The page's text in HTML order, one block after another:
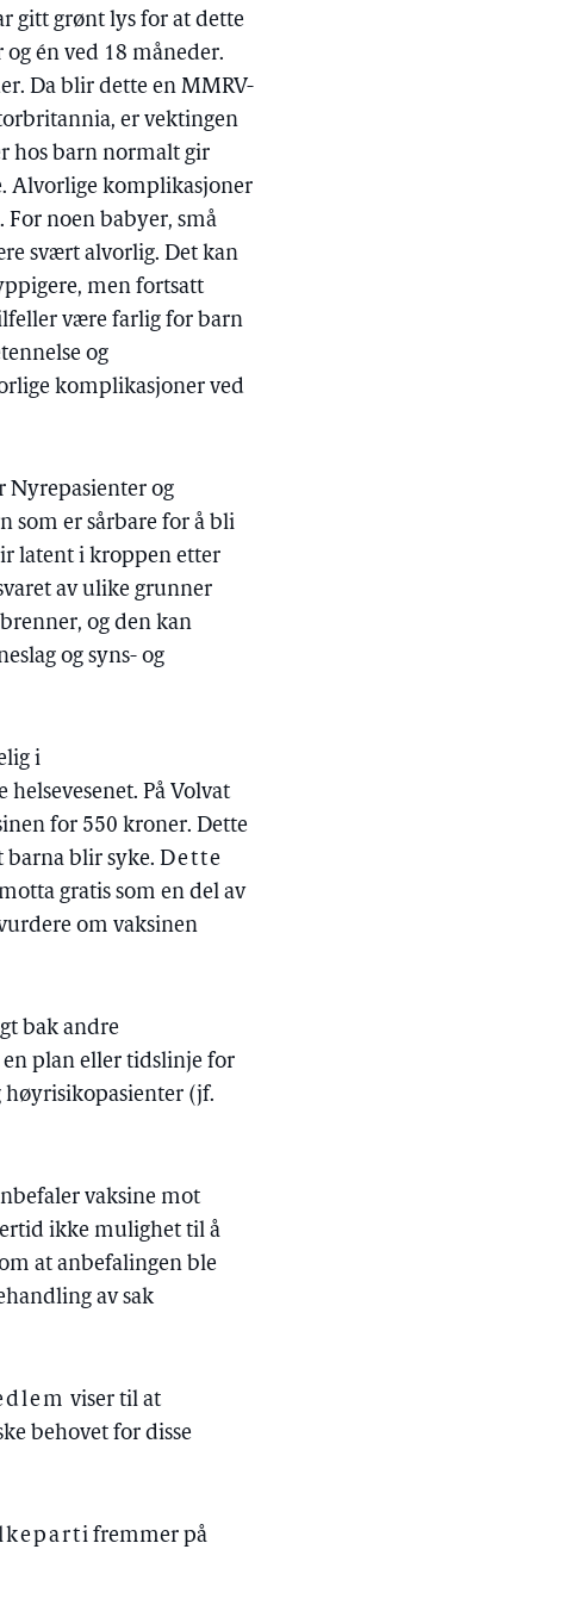
gitt grønt lys for at dette
én ved 18 måneder.
Da blir dette en MMRV-
er vektingen
hos barn normalt gir
Alvorlige komplikasjoner
noen babyer, små
svært alvorlig. Det kan
men fortsatt
være farlig for barn
og
komplikasjoner ved
Nyrepasienter og
som er sårbare for å bli
latent i kroppen etter
av ulike grunner
og den kan
og syns- og
i
På Volvat
for 550 kroner. Dette
barna blir syke.Dette
gratis som en del av
om vaksinen
bak andre
plan eller tidslinje for
høyrisikopasienter (jf.
vaksine mot
ikke mulighet til å
at anbefalingen ble
av sak
viser til at
behovet for disse
i fremmer på